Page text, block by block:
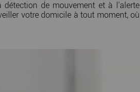
de mouvement et à l'alerte
votre domicile à tout moment, où